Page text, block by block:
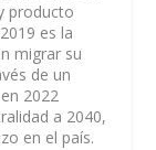
producto
es la
migrar su
de un
2022
a 2040,
en el país.